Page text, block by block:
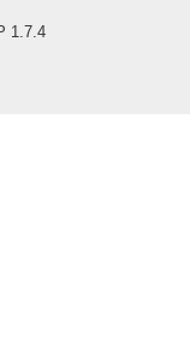
1.7.4